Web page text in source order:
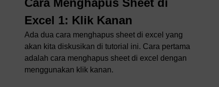
Cara Menghapus Sheet di
Excel 1: Klik Kanan
Ada dua cara menghapus sheet di excel yang
akan kita diskusikan di tutorial ini. Cara pertama
adalah cara menghapus sheet di excel dengan
menggunakan klik kanan.